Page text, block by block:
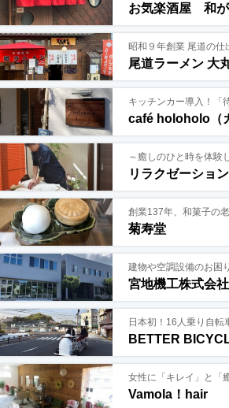
お気楽酒屋 和
昭和９年創業 尾道の
尾道ラーメン 大
キッチンカー導入！「
café holoholo（
～癒しのひと時を体験
リラクゼーショ
創業137年、和菓子の
菊寿堂
建物や空調設備のお困
宮地機工株式会社
日本初！16人乗り自転
BETTER
女性に「キレイ」と「
Vamola！hair